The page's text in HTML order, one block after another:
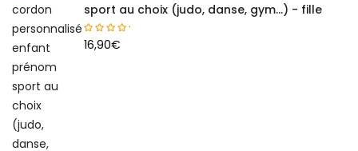
sport au choix (judo, danse, gym...) - fille
16,90€